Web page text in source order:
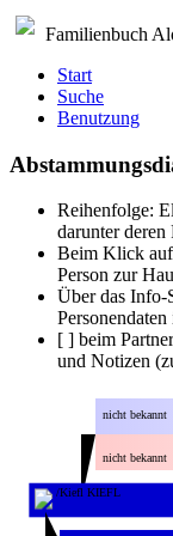
Familienbuch
Start
Suche
Benutzung
Reihenfolge:
darunter
Beim Klick
Person zur
Über das Info-
[ ] beim
und Notizen
nicht bekannt
nicht bekannt
/Kiefl KIEFL